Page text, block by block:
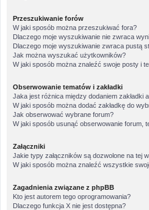
Przeszukiwanie forów
W jaki sposób można przeszukiwać fora?
Dlaczego moje wyszukiwanie nie zwraca
Dlaczego moje wyszukiwanie zwraca pustą
Jak można wyszukać użytkowników?
W jaki sposób można znaleźć swoje posty i
Obserwowanie tematów i zakładki
Jaka jest różnica między dodaniem zakładki
W jaki sposób można dodać zakładkę do
Jak obserwować wybrane forum?
W jaki sposób usunąć obserwowanie forum,
Załączniki
Jakie typy załączników są dozwolone na tej
W jaki sposób można znaleźć wszystkie
Zagadnienia związane z phpBB
Kto jest autorem tego oprogramowania?
Dlaczego funkcja X nie jest dostępna?